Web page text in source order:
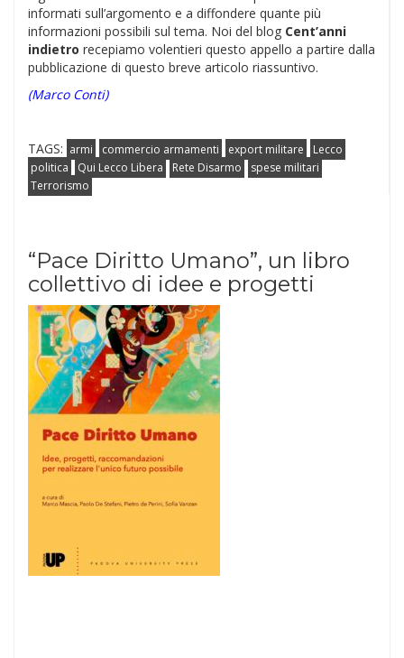
informati sull’argomento e a diffondere quante più
informazioni possibili sul tema. Noi del blog Cent’anni
indietro recepiamo volentieri questo appello a partire dalla
pubblicazione di questo breve articolo riassuntivo.
(Marco Conti)
TAGS: armi commercio armamenti export militare
Lecco
politica
Qui Lecco Libera Rete Disarmo
spese militari
Terrorismo
“Pace Diritto Umano”, un libro
collettivo di idee e progetti